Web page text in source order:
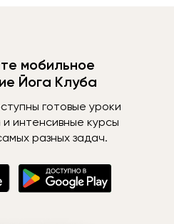
мобильное
Йога Клуба
готовые уроки
интенсивные курсы
разных задач.